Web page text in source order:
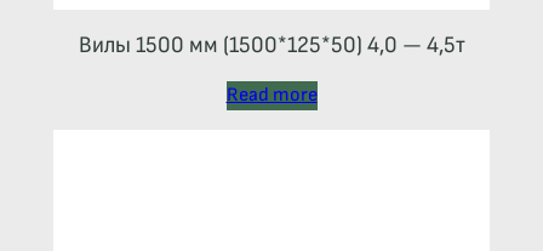
Вилы 1500 мм (1500*125*50) 4,0 — 4,5т
Read more